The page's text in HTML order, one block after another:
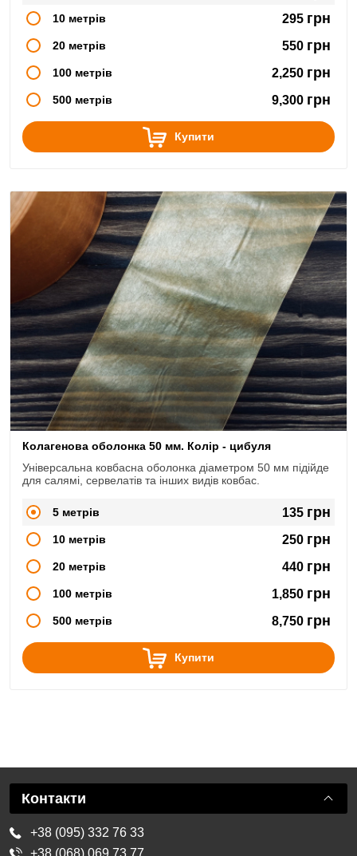
10 метрів 295 грн
20 метрів 550 грн
100 метрів 2,250 грн
500 метрів 9,300 грн
Купити
Колагенова оболонка 50 мм. Колір - цибуля
Універсальна ковбасна оболонка діаметром 50 мм підійде
5 метрів 135 грн
10 метрів 250 грн
20 метрів 440 грн
100 метрів 1,850 грн
500 метрів 8,750 грн
Купити
Контакти
+38 (095) 332 76 33
+38 (068) 069 73 77